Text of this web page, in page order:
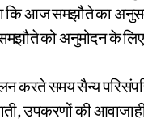
कि आज समझौते का
को अनुमोदन के
समय सैन्य
उपकरणों की